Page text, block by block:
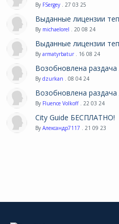
By FSergey . 27 03 25
Выданные лицензии
By michaelorel . 20 08 24
Выданные лицензии
By armatyrbatur . 16 08 24
Возобновлена раздача
By dzurkan . 08 04 24
Возобновлена раздача
By Fluence Volkoff . 22 03 24
City Guide БЕСПЛАТНО!
By Александр7117 . 21 09 23